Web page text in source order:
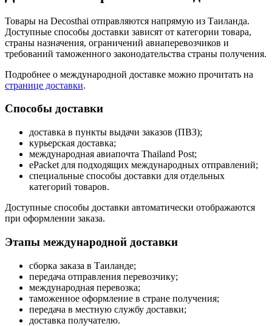
Товары на Decosthai отправляются напрямую из Таиланда.
Доступные способы доставки зависят от категории товара,
страны назначения, ограничений авиаперевозчиков и
требований таможенного законодательства страны получения.
Подробнее о международной доставке можно прочитать на
странице доставки.
Способы доставки
доставка в пункты выдачи заказов (ПВЗ);
курьерская доставка;
международная авиапочта Thailand Post;
ePacket для подходящих международных отправлений;
специальные способы доставки для отдельных
категорий товаров.
Доступные способы доставки автоматически отображаются
при оформлении заказа.
Этапы международной доставки
сборка заказа в Таиланде;
передача отправления перевозчику;
международная перевозка;
таможенное оформление в стране получения;
передача в местную службу доставки;
доставка получателю.